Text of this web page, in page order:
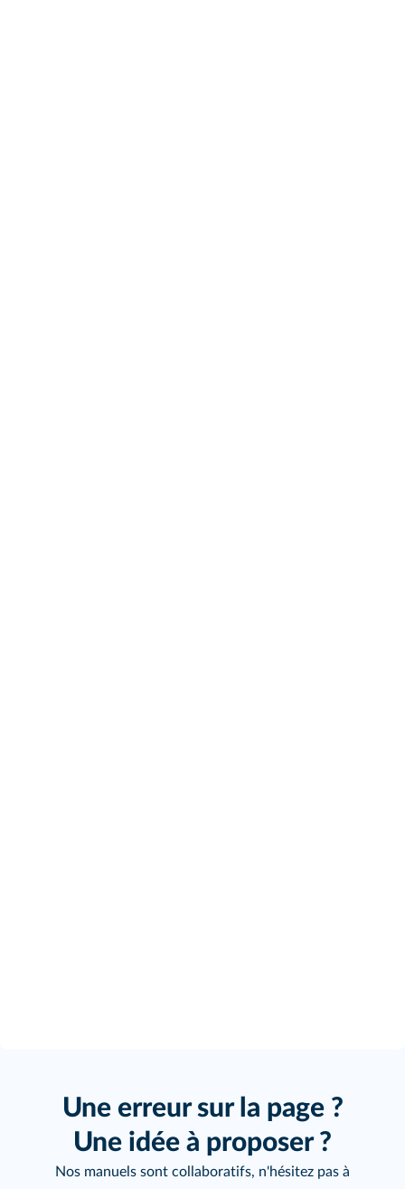
Une erreur sur la page ?
Une idée à proposer ?
Nos manuels sont collaboratifs, n'hésitez pas à